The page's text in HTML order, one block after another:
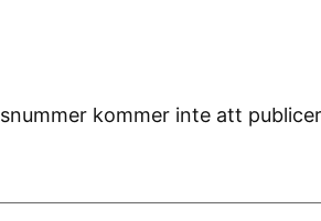
kommer inte att